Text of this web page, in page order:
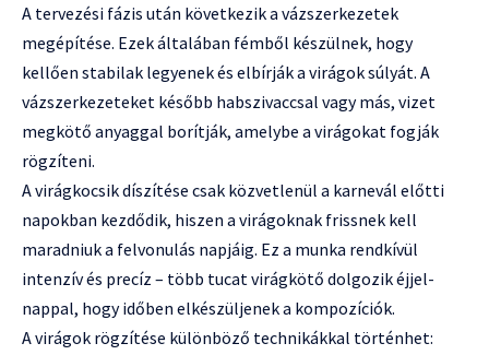
A tervezési fázis után következik a vázszerkezetek
megépítése. Ezek általában fémből készülnek, hogy
kellően stabilak legyenek és elbírják a virágok súlyát. A
vázszerkezeteket később habszivaccsal vagy más, vizet
megkötő anyaggal borítják, amelybe a virágokat fogják
rögzíteni.
A virágkocsik díszítése csak közvetlenül a karnevál előtti
napokban kezdődik, hiszen a virágoknak frissnek kell
maradniuk a felvonulás napjáig. Ez a munka rendkívül
intenzív és precíz – több tucat virágkötő dolgozik éjjel-
nappal, hogy időben elkészüljenek a kompozíciók.
A virágok rögzítése különböző technikákkal történhet: